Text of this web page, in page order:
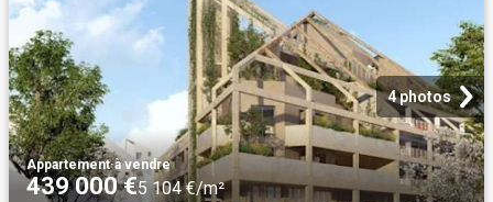
4 photos
Appartement·à vendre
439 000 €5 104 €/m²